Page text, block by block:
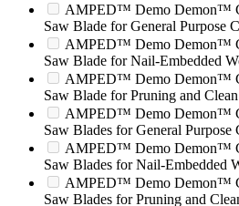
2100(0)
2131(0)
2200(0)
2211(0)
2250R(0)
24(0)
2400(0)
2400XL HURRICANE(0)
2400XL TORNADO(0)
2442(0)
24B (0)
AMPED™ Demo Demon™
Saw Blade for General Purpose
AMPED™ Demo Demon™
Saw Blade for Nail-Embedded
AMPED™ Demo Demon™
Saw Blade for Pruning and
AMPED™ Demo Demon™
Saw Blades for General Purpose
AMPED™ Demo Demon™
Saw Blades for Nail-Embedded
AMPED™ Demo Demon™
Saw Blades for Pruning and